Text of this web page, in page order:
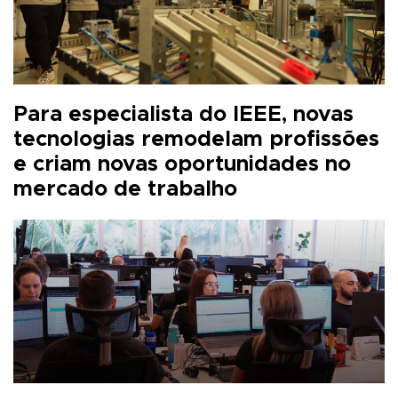
Para especialista do IEEE, novas
tecnologias remodelam profissões
e criam novas oportunidades no
mercado de trabalho